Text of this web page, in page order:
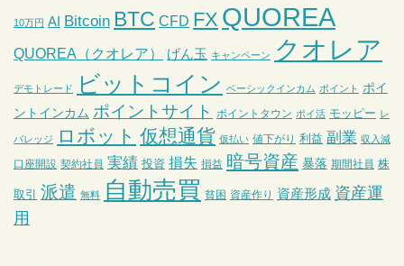
10万円 AI Bitcoin BTC CFD FX QUOREA
QUOREA（クオレア） げん玉 キャンペーン クオレア
デモトレード ビットコイン ベーシックインカム ポイント ポイ
ントインカム ポイントサイト ポイントタウン ポイ活 モッピー レ
バレッジ ロボット 仮想通貨 仮払い 値下がり 利益 副業 収入減
口座開設 契約社員 実績 投資 損失 損益 暗号資産 暴落 期間社員 株
取引 派遣 無料 自動売買 貧困 資産作り 資産形成 資産運
用